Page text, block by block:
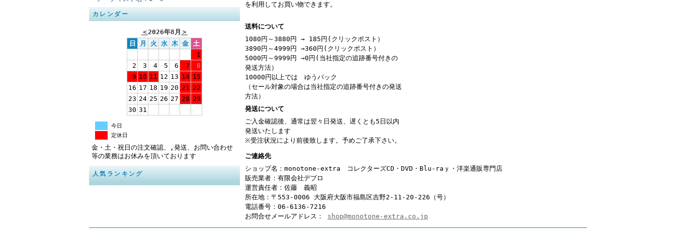
カレンダー
＜2026年8月 ＞
日
月 火 水 木 金 土
1
2
3 4 5 6 7
8
9 10 11 12 13 14 15
16 17 18 19 20 21 22
23 24 25 26 27 28 29
30 31
今日
定休日
金・土・祝日の注文確認、,発送、お問い合わせ
等の業務はお休みを頂いております
人気ランキング
を利用してお買い物できます。
送料について
1080円～3880円 → 185円(クリックポスト）
3890円～4999円 →360円(クリックポスト）
5000円～9999円 →0円(当社指定の追跡番号付きの
発送方法）
10000円以上では ゆうパック
（セール対象の場合は当社指定の追跡番号付きの発送
方法）
発送について
ご入金確認後、通常は翌々日発送、遅くとも5日以内
発送いたします
※受注状況により前後致します。予めご了承下さい。
ご連絡先
ショップ名：monotone-extra コレクターズCD・DVD・Blu-raｙ・洋楽通販専門店
販売業者：有限会社デプロ
運営責任者：佐藤 義昭
所在地：〒553-0006 大阪府大阪市福島区吉野2-11-20-226（号）
電話番号：06-6136-7216
お問合せメールアドレス： shop@monotone-extra.co.jp